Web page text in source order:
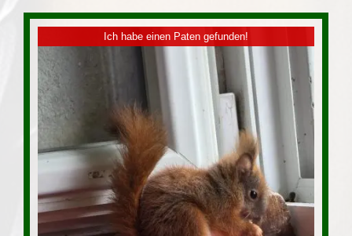
Ich habe einen Paten gefunden!